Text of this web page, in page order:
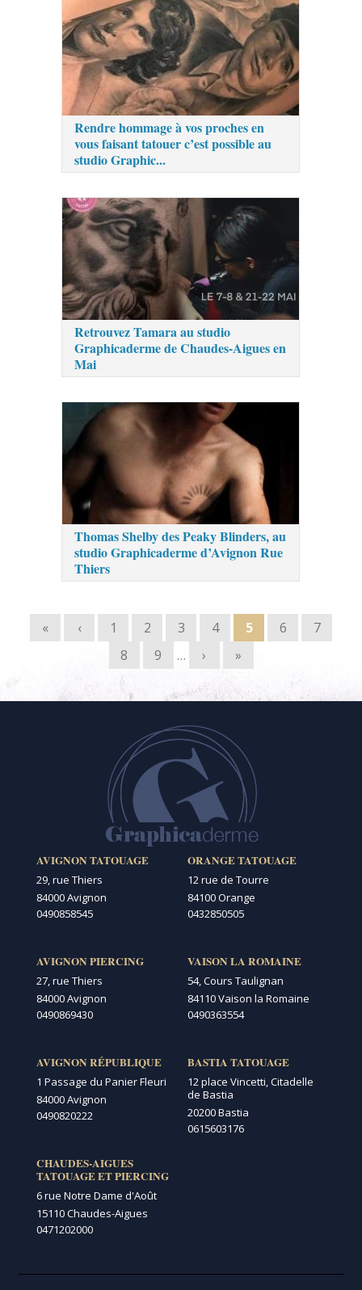
Rendre hommage à vos proches en
vous faisant tatouer c’est possible au
studio Graphic...
Retrouvez Tamara au studio
Graphicaderme de Chaudes-Aigues en
Mai
Thomas Shelby des Peaky Blinders, au
studio Graphicaderme d’Avignon Rue
Thiers
Pages
« ‹ 1 2 3 4 5 6
7
8
9 … › »
AVIGNON TATOUAGE
29, rue Thiers
84000 Avignon
0490858545
AVIGNON PIERCING
27, rue Thiers
84000 Avignon
0490869430
AVIGNON RÉPUBLIQUE
1 Passage du Panier Fleuri
84000 Avignon
0490820222
CHAUDES-AIGUES
TATOUAGE ET PIERCING
6 rue Notre Dame d'Août
15110 Chaudes-Aigues
0471202000
ORANGE TATOUAGE
12 rue de Tourre
84100 Orange
0432850505
VAISON LA ROMAINE
54, Cours Taulignan
84110 Vaison la Romaine
0490363554
BASTIA TATOUAGE
12 place Vincetti, Citadelle
de Bastia
20200 Bastia
0615603176